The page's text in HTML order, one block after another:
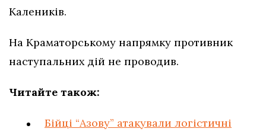
Калеників.
На Краматорському напрямку противник
наступальних дій не проводив.
Читайте також:
Бійці “Азову” атакували логістичні